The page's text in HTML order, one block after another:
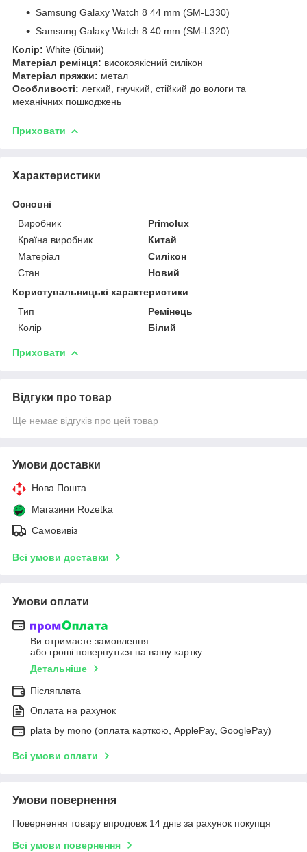
Samsung Galaxy Watch 8 44 mm (SM-L330)
Samsung Galaxy Watch 8 40 mm (SM-L320)
Колір: White (білий)
Матеріал ремінця: високоякісний силікон
Матеріал пряжки: метал
Особливості: легкий, гнучкий, стійкий до вологи та
механічних пошкоджень
Приховати
Характеристики
Основні
Виробник
Primolux
Країна виробник
Китай
Матеріал
Силікон
Стан
Новий
Користувальницькі характеристики
Тип
Ремінець
Колір
Білий
Приховати
Відгуки про товар
Ще немає відгуків про цей товар
Умови доставки
Нова Пошта
Магазини Rozetka
Самовивіз
Всі умови доставки
Умови оплати
Ви отримаєте замовлення
або гроші повернуться на вашу картку
Детальніше
Післяплата
Оплата на рахунок
plata by mono (оплата карткою, ApplePay, GooglePay)
Всі умови оплати
Умови повернення
Повернення товару впродовж 14 днів за рахунок покупця
Всі умови повернення